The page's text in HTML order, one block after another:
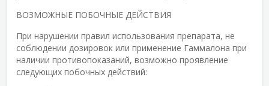
ВОЗМОЖНЫЕ ПОБОЧНЫЕ ДЕЙСТВИЯ
При нарушении правил использования препарата, не
соблюдении дозировок или применение Гаммалона при
наличии противопоказаний, возможно проявление
следующих побочных действий: